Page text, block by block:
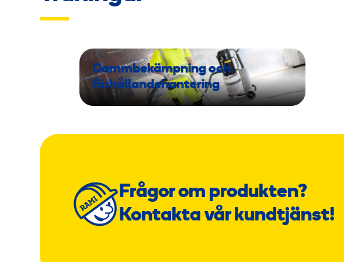
Dammbekämpning och
förhållandehantering
Frågor om produkten?
Kontakta vår kundtjänst!